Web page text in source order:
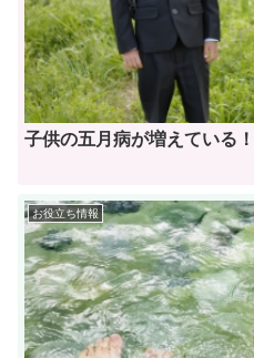
子供の五月病が増えている
お役立ち情報